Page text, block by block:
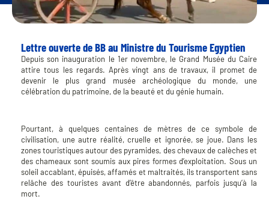
Lettre ouverte de BB au Ministre du Tourisme Egyptien
Depuis son inauguration le 1er novembre, le Grand Musée du Caire
attire tous les regards. Après vingt ans de travaux, il promet de
devenir le plus grand musée archéologique du monde, une
célébration du patrimoine, de la beauté et du génie humain.
Pourtant, à quelques centaines de mètres de ce symbole de
civilisation, une autre réalité, cruelle et ignorée, se joue. Dans les
zones touristiques autour des pyramides, des chevaux de calèches et
des chameaux sont soumis aux pires formes d’exploitation. Sous un
soleil accablant, épuisés, affamés et maltraités, ils transportent sans
relâche des touristes avant d’être abandonnés, parfois jusqu’à la
mort.